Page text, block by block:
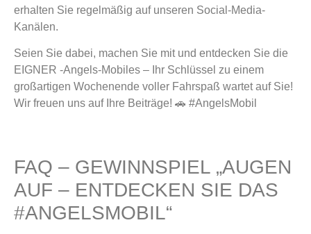
erhalten Sie regelmäßig auf unseren Social-Media-
Kanälen.
Seien Sie dabei, machen Sie mit und entdecken Sie die
EIGNER -Angels-Mobiles – Ihr Schlüssel zu einem
großartigen Wochenende voller Fahrspaß wartet auf Sie!
Wir freuen uns auf Ihre Beiträge! 🚗 #AngelsMobil
FAQ – GEWINNSPIEL „AUGEN
AUF – ENTDECKEN SIE DAS
#ANGELSMOBIL“